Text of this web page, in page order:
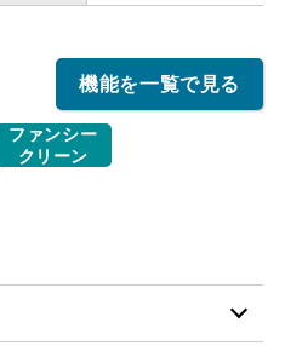
機能を一覧で見る
ファンシー
クリーン